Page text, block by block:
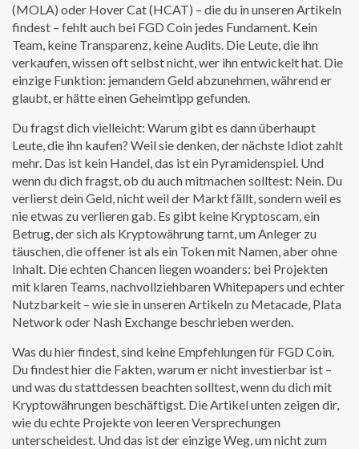
(MOLA) oder Hover Cat (HCAT) – die du in unseren Artikeln
findest – fehlt auch bei FGD Coin jedes Fundament. Kein
Team, keine Transparenz, keine Audits. Die Leute, die ihn
verkaufen, wissen oft selbst nicht, wer ihn entwickelt hat. Die
einzige Funktion: jemandem Geld abzunehmen, während er
glaubt, er hätte einen Geheimtipp gefunden.
Du fragst dich vielleicht: Warum gibt es dann überhaupt
Leute, die ihn kaufen? Weil sie denken, der nächste Idiot zahlt
mehr. Das ist kein Handel, das ist ein Pyramidenspiel. Und
wenn du dich fragst, ob du auch mitmachen solltest: Nein. Du
verlierst dein Geld, nicht weil der Markt fällt, sondern weil es
nie etwas zu verlieren gab. Es gibt keine Kryptoscam,ein
Betrug, der sich als Kryptowährung tarnt, um Anleger zu
täuschen, die offener ist als ein Token mit Namen, aber ohne
Inhalt. Die echten Chancen liegen woanders: bei Projekten
mit klaren Teams, nachvollziehbaren Whitepapers und echter
Nutzbarkeit – wie sie in unseren Artikeln zu Metacade, Plata
Network oder Nash Exchange beschrieben werden.
Was du hier findest, sind keine Empfehlungen für FGD Coin.
Du findest hier die Fakten, warum er nicht investierbar ist –
und was du stattdessen beachten solltest, wenn du dich mit
Kryptowährungen beschäftigst. Die Artikel unten zeigen dir,
wie du echte Projekte von leeren Versprechungen
unterscheidest. Und das ist der einzige Weg, um nicht zum